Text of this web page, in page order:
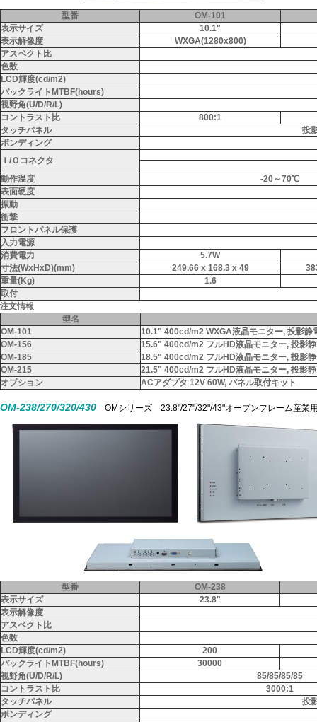
型番
OM-101
表示サイズ
10.1"
表示解像度
WXGA(1280x800)
アスペクト比
色数
LCD輝度(cd/m2)
バックライトMTBF(hours)
視野角(U/D/R/L)
コントラスト比
800:1
タッチパネル
投
ボンディング
Ｉ/Ｏコネクタ
動作温度
-20～70℃
表面硬度
振動
衝撃
フロントパネル保護
入力電源
消費電力
5.7W
寸法(WxHxD)(mm)
249.66 x 168.3 x 49
重量(Kg)
1.6
取付
注文情報
型名
OM-101
10.1" 400cd/m2 WXGA液晶モニター, 投影静
OM-156
15.6" 400cd/m2 フルHD液晶モニター, 投影
OM-185
18.5" 400cd/m2 フルHD液晶モニター, 投影
OM-215
21.5" 400cd/m2 フルHD液晶モニター, 投影
オプション
ACアダプタ 12V 60W, パネル取付キット
OM-238/270/320/430 OMシリーズ 23.8"/27"/32"/43"オープンフレーム産業
型番
OM-238
表示サイズ
23.8"
表示解像度
アスペクト比
色数
LCD輝度(cd/m2)
200
バックライトMTBF(hours)
30000
視野角(U/D/R/L)
85/85/85/85
コントラスト比
3000:1
タッチパネル
投
ボンディング